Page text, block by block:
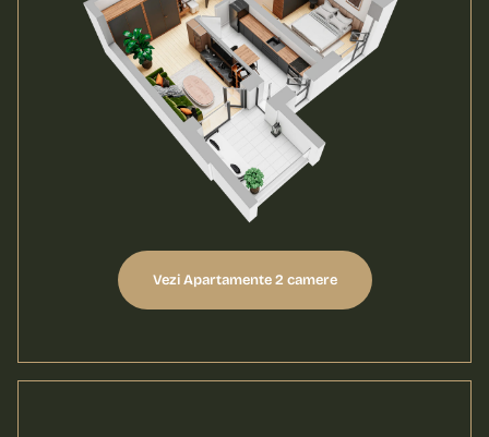
Vezi Apartamente 2 camere